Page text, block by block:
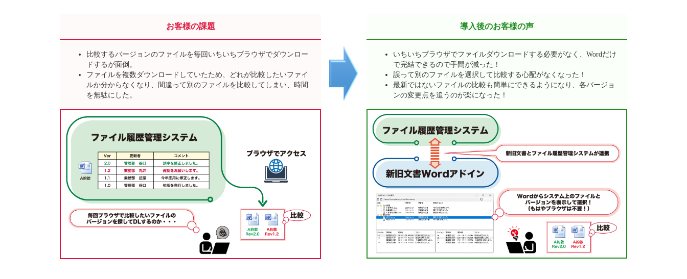
お客様の課題 導入後のお客様の声
比較するバージョンのファイルを毎回いちいちブラウザでダウンロー
ドするが面倒。
ファイルを複数ダウンロードしていたため、どれが比較したいファイ
ルか分からなくなり、間違って別のファイルを比較してしまい、時間
を無駄にした。
いちいちブラウザでファイルダウンロードする必要がなく、Wordだけ
で完結できるので手間が減った！
誤って別のファイルを選択して比較する心配がなくなった！
最新ではないファイルの比較も簡単にできるようになり、各バージョ
ンの変更点を追うのが楽になった！